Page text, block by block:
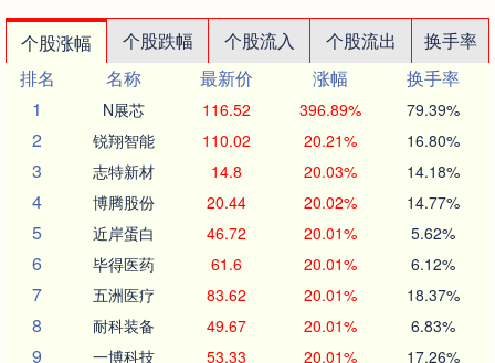
个股涨幅 个股跌幅 个股流入 个股流出
换手率
排名
名称 最新价 涨幅
换手率
1
N展芯 116.52 396.89% 79.39%
2 锐翔智能 110.02 20.21% 16.80%
3 志特新材 14.8 20.03% 14.18%
4 博腾股份 20.44 20.02% 14.77%
5 近岸蛋白 46.72 20.01% 5.62%
6 毕得医药 61.6 20.01% 6.12%
7 五洲医疗 83.62 20.01% 18.37%
8 耐科装备 49.67 20.01% 6.83%
9 一博科技 53.33 20.01% 17.26%